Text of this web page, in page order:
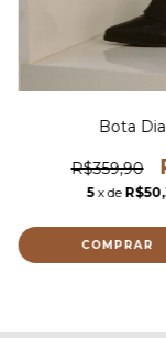
Bota
R$359,90
5 x de
COMPRAR